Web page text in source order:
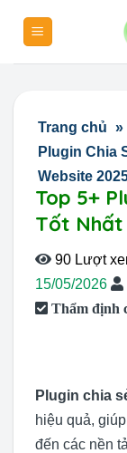
content
Trang chủ »
Plugin Chia
Website
Top 5+
Tốt Nhất
90 Lượt
15/05/2026
Thẩm định
Plugin chia
hiệu quả,
đến các nền